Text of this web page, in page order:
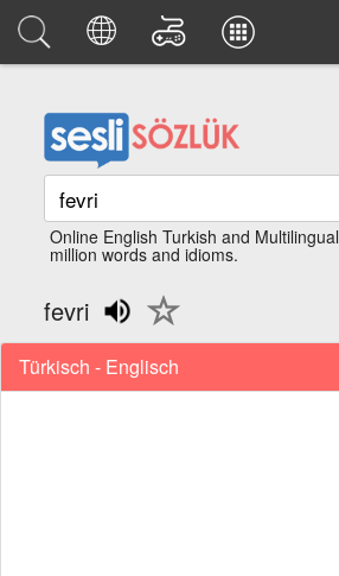
Online English Turkish and
million words and idioms.
fevri
Türkisch - Englisch